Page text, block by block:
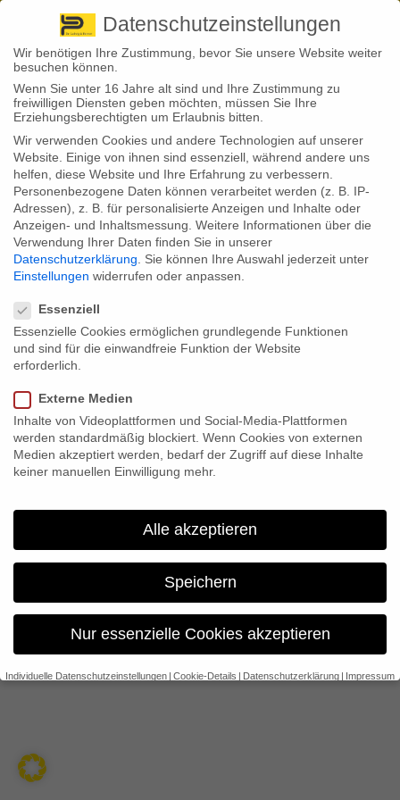
+ 49 3501 528571 |
© Copyright 2019. Dr. Ludwig & Partner
Impressum Datenschutz
Disclaimer
Erklärung zu nachteiligen Nachhaltigkeitsauswirkungen
Erstinformationen
Datenschutzeinstellungen
Wir benötigen Ihre Zustimmung, bevor Sie unsere Website weiter
besuchen können.
Wenn Sie unter 16 Jahre alt sind und Ihre Zustimmung zu
freiwilligen Diensten geben möchten, müssen Sie Ihre
Erziehungsberechtigten um Erlaubnis bitten.
Wir verwenden Cookies und andere Technologien auf unserer
Website. Einige von ihnen sind essenziell, während andere uns
helfen, diese Website und Ihre Erfahrung zu verbessern.
Personenbezogene Daten können verarbeitet werden (z. B. IP-
Adressen), z. B. für personalisierte Anzeigen und Inhalte oder
Anzeigen- und Inhaltsmessung. Weitere Informationen über die
Verwendung Ihrer Daten finden Sie in unserer
Datenschutzerklärung
Sie können Ihre Auswahl jederzeit unter
Einstellungen widerrufen oder anpassen.
Essenziell
Essenzielle Cookies ermöglichen grundlegende Funktionen
und sind für die einwandfreie Funktion der Website
erforderlich.
Externe Medien
Inhalte von Videoplattformen und Social-Media-Plattformen
werden standardmäßig blockiert. Wenn Cookies von externen
Medien akzeptiert werden, bedarf der Zugriff auf diese Inhalte
keiner manuellen Einwilligung mehr.
Alle akzeptieren
Speichern
Nur essenzielle Cookies akzeptieren
Individuelle Datenschutzeinstellungen Cookie-Details Datenschutzerklärung Impressum
Erziehungsberechtigten um Erlaubnis bitten.
Wir verwenden Cookies und andere Technologien auf unserer